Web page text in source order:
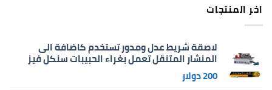
اخر المنتجات
لاصقة شريط عدل ومدور تستخدم كاضافة الى
المنشار المتنقل تعمل بغراء الحبيبات سنكل فيز
200دولار